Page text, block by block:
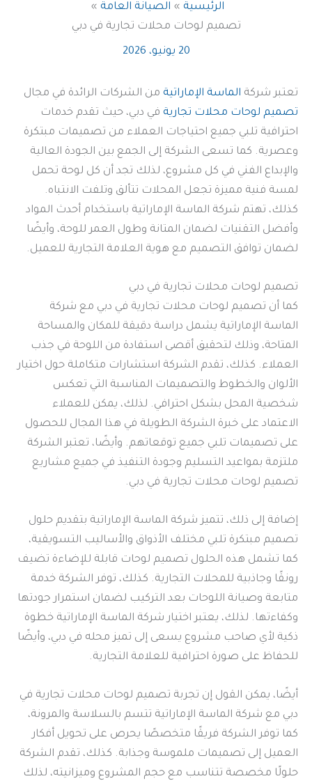
الرئيسية
الصيانة العامة
تصميم لوحات محلات تجارية في دبي
20 يونيو، 2026
تعتبر شركة الماسة الإماراتية من الشركات الرائدة في مجال
تصميم لوحات محلات تجارية في دبي، حيث تقدم خدمات
احترافية تلبي جميع احتياجات العملاء من تصميمات مبتكرة
وعصرية. كما تسعى الشركة إلى الجمع بين الجودة العالية
والإبداع الفني في كل مشروع، لذلك تجد أن كل لوحة تحمل
لمسة فنية مميزة تجعل المحلات تتألق وتلفت الانتباه.
كذلك، تهتم شركة الماسة الإماراتية باستخدام أحدث المواد
وأفضل التقنيات لضمان المتانة وطول العمر للوحة، وأيضًا
لضمان توافق التصميم مع هوية العلامة التجارية للعميل.
تصميم لوحات محلات تجارية في دبي
كما أن تصميم لوحات محلات تجارية في دبي مع شركة
الماسة الإماراتية يشمل دراسة دقيقة للمكان والمساحة
المتاحة، وذلك لتحقيق أقصى استفادة من اللوحة في جذب
العملاء. كذلك، تقدم الشركة استشارات متكاملة حول اختيار
الألوان والخطوط والتصميمات المناسبة التي تعكس
شخصية المحل بشكل احترافي. لذلك، يمكن للعملاء
الاعتماد على خبرة الشركة الطويلة في هذا المجال للحصول
على تصميمات تلبي جميع توقعاتهم. وأيضًا، تعتبر الشركة
ملتزمة بمواعيد التسليم وجودة التنفيذ في جميع مشاريع
تصميم لوحات محلات تجارية في دبي.
إضافة إلى ذلك، تتميز شركة الماسة الإماراتية بتقديم حلول
تصميم مبتكرة تلبي مختلف الأذواق والأساليب التسويقية،
كما تشمل هذه الحلول تصميم لوحات قابلة للإضاءة تضيف
رونقًا وجاذبية للمحلات التجارية. كذلك، توفر الشركة خدمة
متابعة وصيانة اللوحات بعد التركيب لضمان استمرار جودتها
وكفاءتها. لذلك، يعتبر اختيار شركة الماسة الإماراتية خطوة
ذكية لأي صاحب مشروع يسعى إلى تميز محله في دبي، وأيضًا
للحفاظ على صورة احترافية للعلامة التجارية.
أيضًا، يمكن القول إن تجربة تصميم لوحات محلات تجارية في
دبي مع شركة الماسة الإماراتية تتسم بالسلاسة والمرونة،
كما توفر الشركة فريقًا متخصصًا يحرص على تحويل أفكار
العميل إلى تصميمات ملموسة وجذابة. كذلك، تقدم الشركة
حلولًا مخصصة تتناسب مع حجم المشروع وميزانيته، لذلك